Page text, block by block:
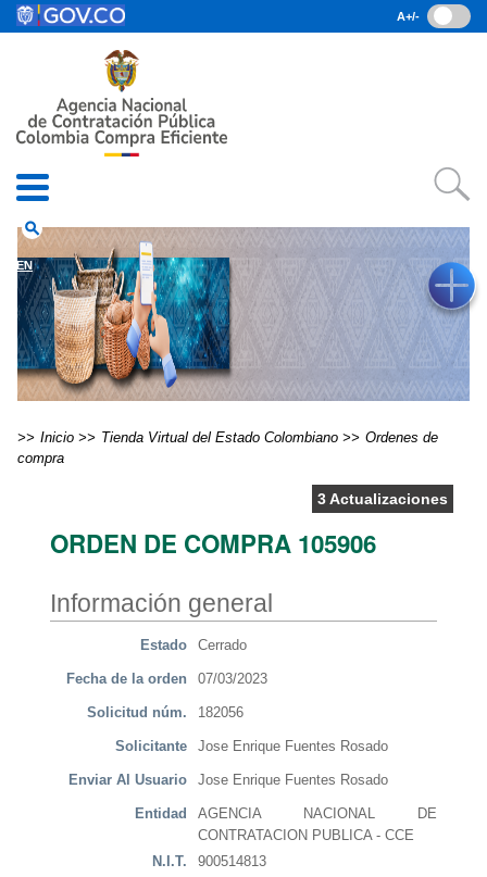
Pasar al contenido principal
• Consulta RUES
• Preguntas Frecuentes
search
EN
A+/-
Inicio Tienda Virtual del Estado Colombiano
Ordenes de
compra
3 Actualizaciones
ORDEN DE COMPRA 105906
Información general
Estado Cerrado
Fecha de la orden 07/03/2023
Solicitud núm. 182056
Solicitante Jose Enrique Fuentes Rosado
Enviar Al Usuario Jose Enrique Fuentes Rosado
Entidad
AGENCIA NACIONAL DE
CONTRATACION PUBLICA - CCE
N.I.T.
900514813